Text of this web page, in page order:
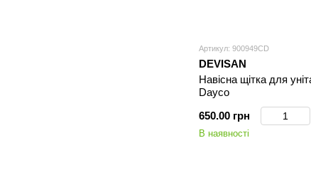
Артикул: 900949CD
DEVISAN
Навісна щітка для
Dayco
650.00 грн
В наявності